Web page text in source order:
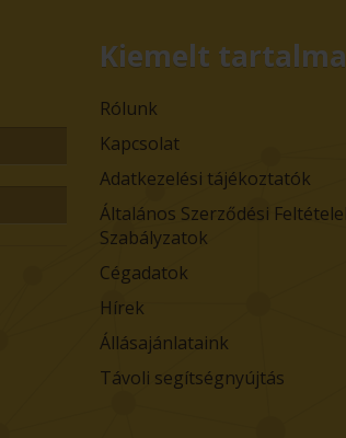
Kiemelt
Rólunk
Kapcsolat
Adatkezelési tájékoztatók
Általános Szerződési
Szabályzatok
Cégadatok
Hírek
Állásajánlataink
Távoli segítségnyújtás